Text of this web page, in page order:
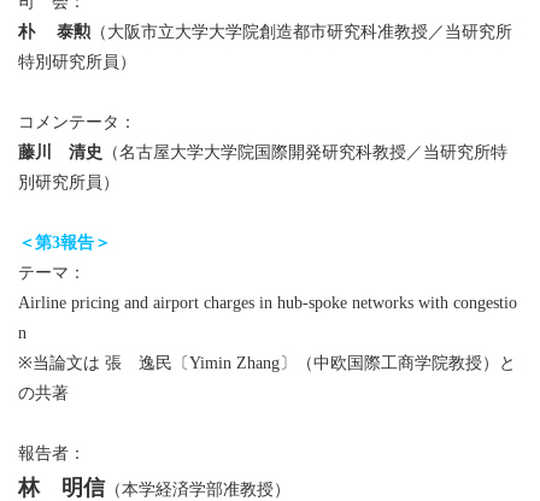
朴 泰勲 （大阪市立大学大学院創造都市研究科准教授／当研究所
特別研究所員）
コメンテータ：
藤川 清史 （名古屋大学大学院国際開発研究科教授／当研究所特
別研究所員）
＜第3報告＞
テーマ：
Airline pricing and airport charges in hub-spoke networks with congestio
n
※当論文は 張 逸民〔Yimin Zhang〕（中欧国際工商学院教授）と
の共著
報告者：
林 明信 （本学経済学部准教授）